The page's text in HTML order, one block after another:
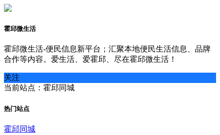
霍邱微生活
霍邱微生活-便民信息新平台；汇聚本地便民生活信息、品牌
合作等内容。爱生活、爱霍邱、尽在霍邱微生活！
关注
当前站点：霍邱同城
热门站点
霍邱同城